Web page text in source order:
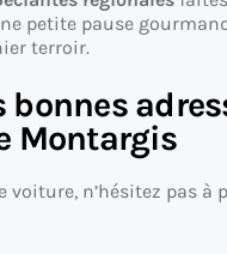
petite pause
terroir.
bonnes
Montargis
voiture, n’hésitez pas à